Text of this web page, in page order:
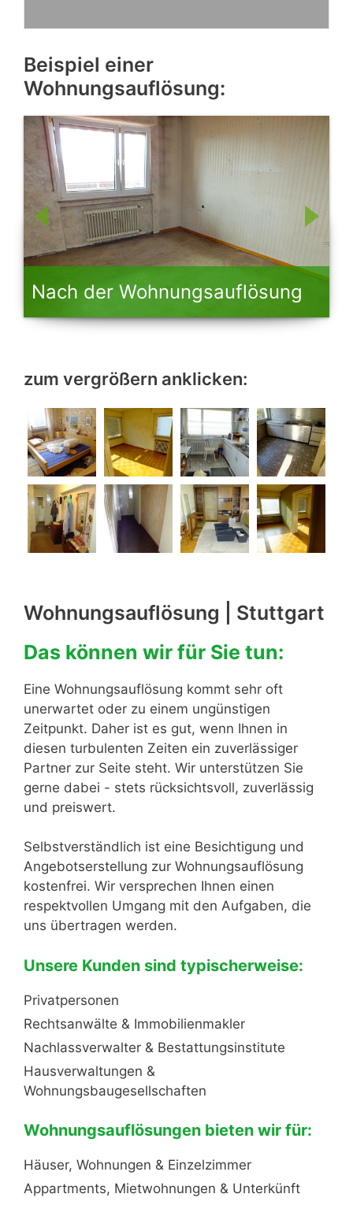
Beispiel einer
Wohnungsauflösung:
Nach der Wohnungsauflösung
zum vergrößern anklicken:
Wohnungsauflösung | Stuttgart
Das können wir für Sie tun:
Eine Wohnungsauflösung kommt sehr oft
unerwartet oder zu einem ungünstigen
Zeitpunkt. Daher ist es gut, wenn Ihnen in
diesen turbulenten Zeiten ein zuverlässiger
Partner zur Seite steht. Wir unterstützen Sie
gerne dabei - stets rücksichtsvoll, zuverlässig
und preiswert.
Selbstverständlich ist eine Besichtigung und
Angebotserstellung zur Wohnungsauflösung
kostenfrei. Wir versprechen Ihnen einen
respektvollen Umgang mit den Aufgaben, die
uns übertragen werden.
Unsere Kunden sind typischerweise:
Privatpersonen
Rechtsanwälte & Immobilienmakler
Nachlassverwalter & Bestattungsinstitute
Hausverwaltungen &
Wohnungsbaugesellschaften
Wohnungsauflösungen bieten wir für:
Häuser, Wohnungen & Einzelzimmer
Appartments, Mietwohnungen & Unterkünft